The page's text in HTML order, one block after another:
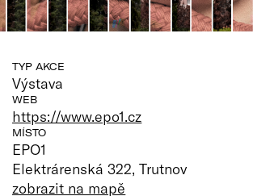
TYP AKCE
Výstava
WEB
https://www.epo1.cz
MÍSTO
EPO1
Elektrárenská 322, Trutnov
zobrazit na mapě